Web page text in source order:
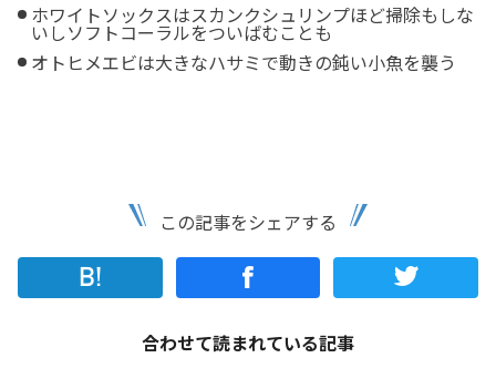
ホワイトソックスはスカンクシュリンプほど掃除もしな
いしソフトコーラルをついばむことも
オトヒメエビは大きなハサミで動きの鈍い小魚を襲う
この記事をシェアする
合わせて読まれている記事